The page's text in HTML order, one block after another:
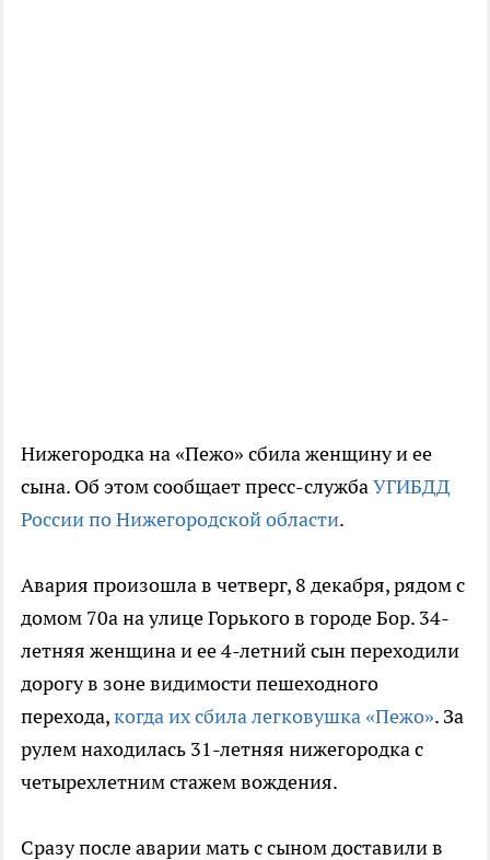
Нижегородка на «Пежо» сбила женщину и ее
сына. Об этом сообщает пресс-службаУГИБДД
России по Нижегородской области.
Авария произошла в четверг, 8 декабря, рядом с
домом 70а на улице Горького в городе Бор. 34-
летняя женщина и ее 4-летний сын переходили
дорогу в зоне видимости пешеходного
перехода,когда их сбила легковушка «Пежо». За
рулем находилась 31-летняя нижегородка с
четырехлетним стажем вождения.
Сразу после аварии мать с сыном доставили в